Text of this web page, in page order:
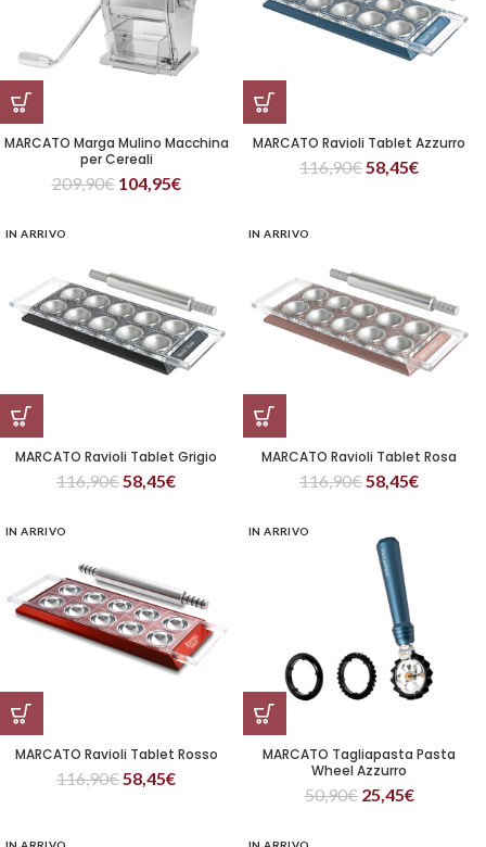
MARCATO Marga Mulino Macchina
per Cereali
209,90€ 104,95€
MARCATO Ravioli Tablet Azzurro
116,90€ 58,45€
IN ARRIVO
MARCATO Ravioli Tablet Grigio
116,90€ 58,45€
IN ARRIVO
MARCATO Ravioli Tablet Rosa
116,90€ 58,45€
IN ARRIVO
MARCATO Ravioli Tablet Rosso
116,90€ 58,45€
IN ARRIVO
MARCATO Tagliapasta Pasta
Wheel Azzurro
50,90€ 25,45€